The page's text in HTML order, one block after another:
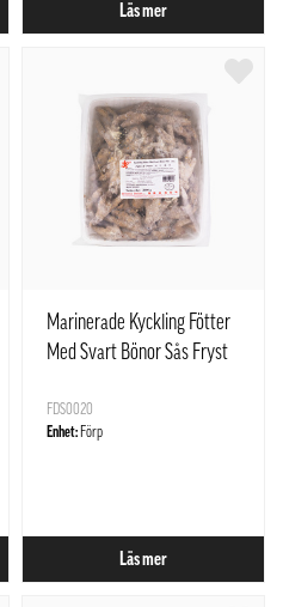
Läs mer
Marinerade Kyckling Fötter
Med Svart Bönor Sås Fryst
FDS0020
Enhet: Förp
Läs mer